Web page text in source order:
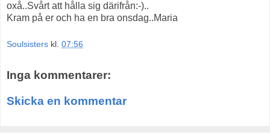
oxå..Svårt att hålla sig därifrån:-)..
Kram på er och ha en bra onsdag..Maria
Soulsisters kl. 07:56
Inga kommentarer:
Skicka en kommentar